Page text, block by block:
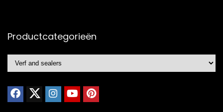
Productcategorieën